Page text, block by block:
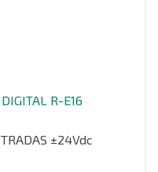
R-E16
±24Vdc